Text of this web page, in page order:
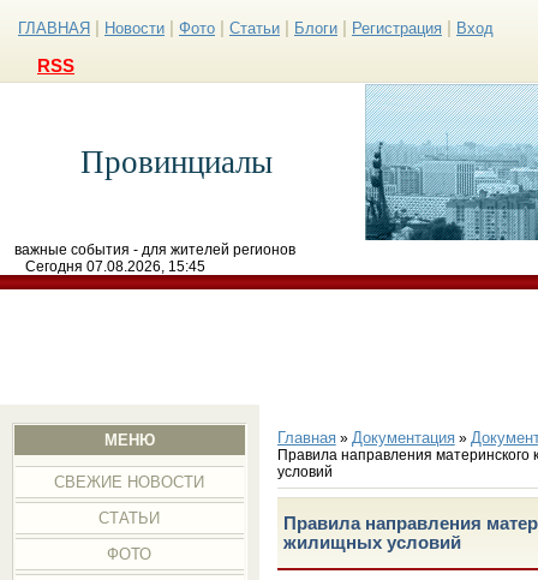
ГЛАВНАЯ Новости Фото Статьи Блоги Регистрация Вход
RSS
Провинциалы
важные события - для жителей регионов
Сегодня 07.08.2026, 15:45
МЕНЮ
СВЕЖИЕ НОВОСТИ
СТАТЬИ
ФОТО
Главная» Документация»
Правила направления
условий
Правила направления
жилищных условий